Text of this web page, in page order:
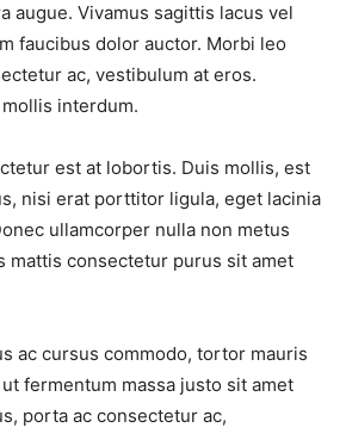
augue. Vivamus sagittis lacus vel
faucibus dolor auctor. Morbi leo
ac, vestibulum at eros.
interdum.
est at lobortis. Duis mollis, est
nisi erat porttitor ligula, eget lacinia
ullamcorper nulla non metus
mattis consectetur purus sit amet
ac cursus commodo, tortor mauris
fermentum massa justo sit amet
porta ac consectetur ac,